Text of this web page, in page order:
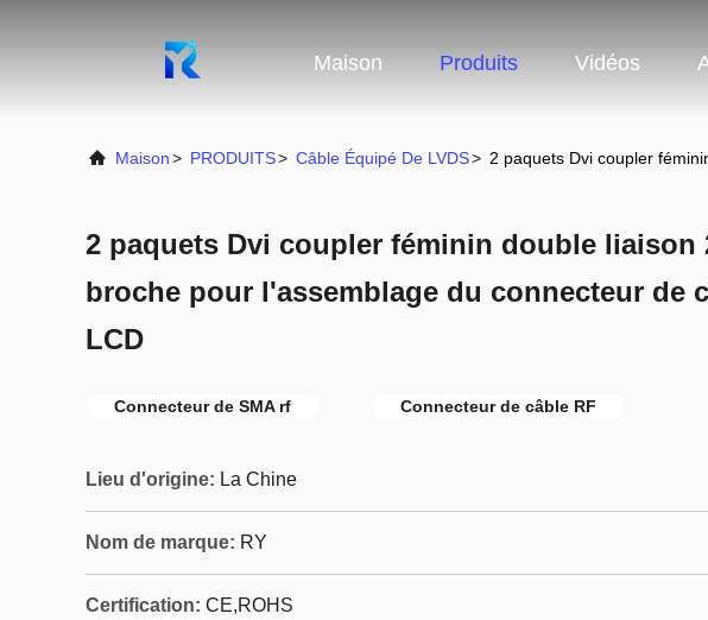
Maison Produits Vidéos
Maison> PRODUITS> Câble Équipé De LVDS> 2 paquets Dvi coupler
2 paquets Dvi coupler féminin double liaison
broche pour l'assemblage du connecteur de
LCD
Connecteur de SMA rf Connecteur de câble RF
Lieu d'origine: La Chine
Nom de marque: RY
Certification: CE,ROHS